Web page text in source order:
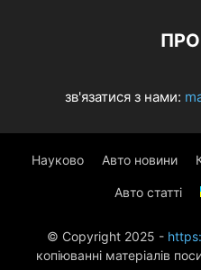
зв'язатися з нами:
Науково Авто новини
Авто статті
© Copyright 2025 -
копіюванні матеріалів